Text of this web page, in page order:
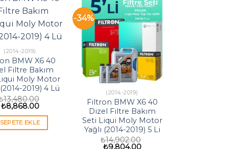
(2014-2019)
BMW X6 40
Filtre Bakım
Moly Motor
2019) 4 Lü
13,480.00
Orijinal
fiyat:
₺13,480.00.
₺8,868.00Şu
fiyat:
₺8,868.00.
SEPETE EKLE
-34%
(2014-2019)
Filtron BMW X6 40
Dizel Filtre Bakım
Seti Liqui Moly Motor
Yağlı (2014-2019) 5 Li
₺14,902.00
Orijinal
₺9,804.00Şu